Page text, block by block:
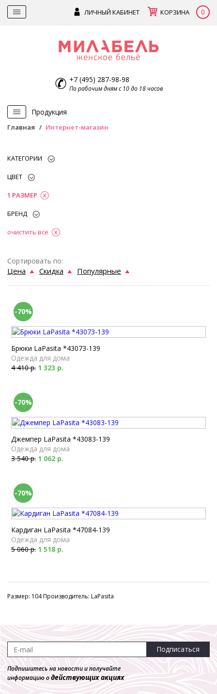
ЛИЧНЫЙ КАБИНЕТ КОРЗИНА 0
+7 (495) 287-98-98
По рабочим дням с 10 до 18 часов
Продукция
Главная Интернет-магазин
КАТЕГОРИИ
ЦВЕТ
1 РАЗМЕР
БРЕНД
очистить все
Сортировать по:
Цена Скидка Популярные
-70%
Брюки LaPasita *43073-139
Одежда для дома
4 410 р. 1 323 р.
-70%
Джемпер LaPasita *43083-139
Одежда для дома
3 540 р. 1 062 р.
-70%
Кардиган LaPasita *47084-139
Одежда для дома
5 060 р. 1 518 р.
Размер: 104 Производитель: LaPasita
Подписаться
Подпишитесь на новости и получайте
информацию одействующих акциях